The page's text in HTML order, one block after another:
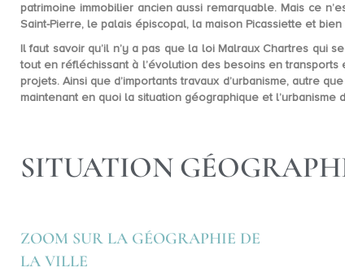
patrimoine immobilier ancien aussi remarquable. Mais ce
Saint-Pierre, le palais épiscopal, la maison Picassiette et bien
Il faut savoir qu’il n’y a pas que la loi Malraux Chartres
tout en réfléchissant à l’évolution des besoinsen transports
projets. Ainsi que d’importants travaux d’urbanisme, autre
maintenant en quoi la situation géographique et
SITUATION
ZOOM SUR LA GÉOGRAPHIE DE
LA VILLE